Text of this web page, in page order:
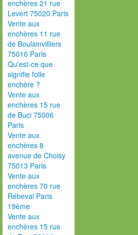
enchères 21 rue
Levert 75020 Paris
Vente aux
enchères 11 rue
de Boulainvilliers
75016 Paris
Qu'est-ce que
signifie folle
enchère ?
Vente aux
enchères 15 rue
de Buci 75006
Paris
Vente aux
enchères 8
avenue de Choisy
75013 Paris
Vente aux
enchères 70 rue
Rébeval Paris
19ème
Vente aux
enchères 15 rue